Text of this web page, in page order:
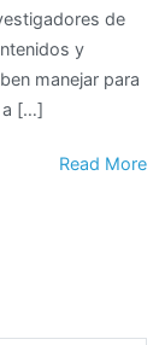
de
y
manejar para
a […]
Read More